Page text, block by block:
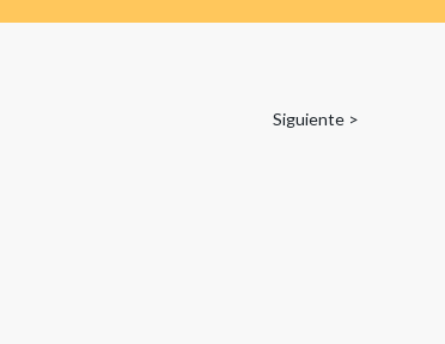
Siguiente >